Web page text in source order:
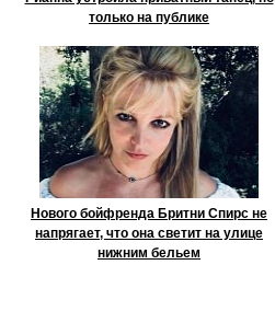
только на публике
Нового бойфренда Бритни Спирс не
напрягает, что она светит на улице
нижним бельем